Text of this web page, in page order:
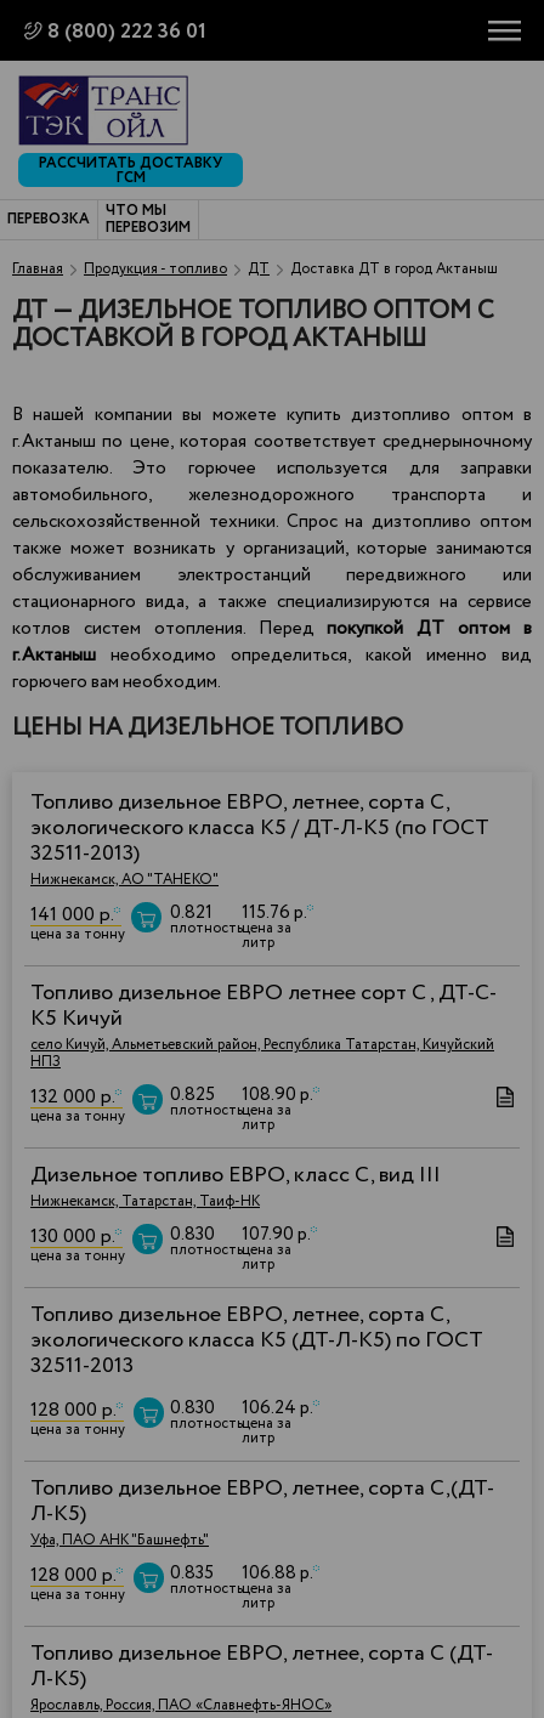
8 (800) 222 36 01
РАССЧИТАТЬ ДОСТАВКУ
ГСМ
ПЕРЕВОЗКА
ЧТО МЫ
ПЕРЕВОЗИМ
Главная
Продукция - топливо ДТ Доставка ДТ в город Актаныш
ДТ — ДИЗЕЛЬНОЕ ТОПЛИВО ОПТОМ С
ДОСТАВКОЙ В ГОРОД АКТАНЫШ
В нашей компании вы можете купить дизтопливо оптом в
г.Актаныш по цене, которая соответствует среднерыночному
показателю. Это горючее используется для заправки
автомобильного, железнодорожного транспорта и
сельскохозяйственной техники. Спрос на дизтопливо оптом
также может возникать у организаций, которые занимаются
обслуживанием электростанций передвижного или
стационарного вида, а также специализируются на сервисе
котлов систем отопления. Передпокупкой ДТ оптом в
г.Актаныш необходимо определиться, какой именно вид
горючего вам необходим.
ЦЕНЫ НА ДИЗЕЛЬНОЕ ТОПЛИВО
Топливо дизельное ЕВРО, летнее, сорта С,
экологического класса К5 / ДТ-Л-К5 (по ГОСТ
32511-2013)
Нижнекамск, АО "ТАНЕКО"
141 000 р.*
цена за тонну
0.821
плотность
115.76 р.*
цена за
литр
Топливо дизельное ЕВРО летнее сорт C , ДТ-C-
К5 Кичуй
село Кичуй, Альметьевский район, Республика Татарстан, Кичуйский
НПЗ
132 000 р.*
цена за тонну
0.825
плотность
108.90 р.*
цена за
литр
Дизельное топливо ЕВРО, класс С, вид III
Нижнекамск, Татарстан, Таиф-НК
130 000 р.*
цена за тонну
0.830
плотность
107.90 р.*
цена за
литр
Топливо дизельное ЕВРО, летнее, сорта C,
экологического класса К5 (ДТ-Л-К5) по ГОСТ
32511-2013
128 000 р.*
цена за тонну
0.830
плотность
106.24 р.*
цена за
литр
Топливо дизельное ЕВРО, летнее, сорта С,(ДТ-
Л-К5)
Уфа, ПАО АНК "Башнефть"
128 000 р.*
цена за тонну
0.835
плотность
106.88 р.*
цена за
литр
Топливо дизельное ЕВРО, летнее, сорта С (ДТ-
Л-К5)
Ярославль, Россия, ПАО «Славнефть-ЯНОС»